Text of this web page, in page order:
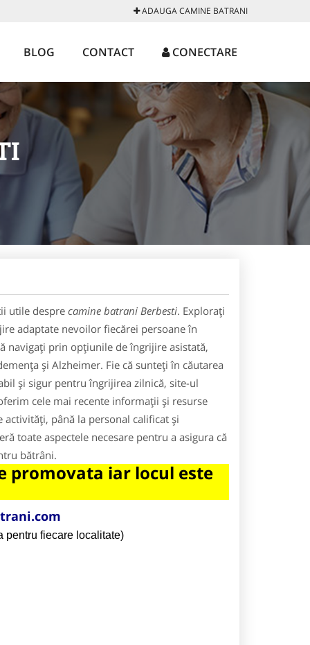
ADAUGA CAMINE BATRANI
BLOG CONTACT CONECTARE
utile despre camine batrani Berbesti. Explorați
adaptate nevoilor fiecărei persoane în
navigați prin opțiunile de îngrijire asistată,
și Alzheimer. Fie că sunteți în căutarea
și sigur pentru îngrijirea zilnică, site-ul
cele mai recente informații și resurse
până la personal calificat și
toate aspectele necesare pentru a asigura că
bătrâni.
promovata iar locul este
pentru fiecare localitate)